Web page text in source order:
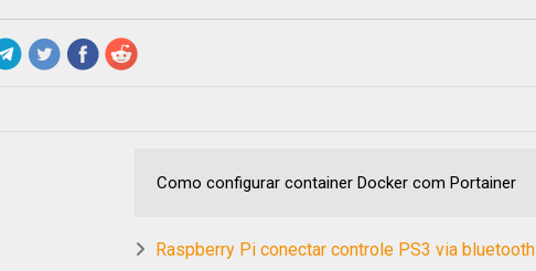
Como configurar container Docker com Portainer
Raspberry Pi conectar controle PS3 via bluetooth